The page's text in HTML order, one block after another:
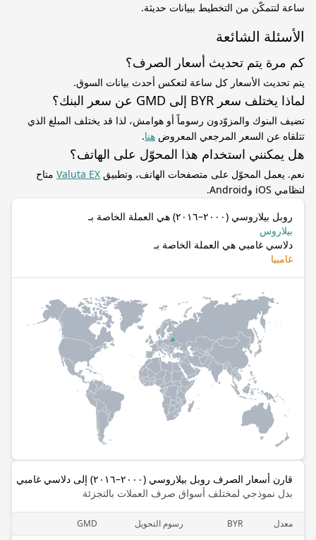
ساعة لتتمكّن من التخطيط ببيانات حديثة.
الأسئلة الشائعة
كم مرة يتم تحديث أسعار الصرف؟
يتم تحديث الأسعار كل ساعة لتعكس أحدث بيانات السوق.
لماذا يختلف سعر BYR إلى GMD عن سعر البنك؟
تضيف البنوك والمزوّدون رسوماً أو هوامش، لذا قد يختلف المبلغ الذي
تتلقاه عن السعر المرجعي المعروض هنا.
هل يمكنني استخدام هذا المحوّل على الهاتف؟
نعم. يعمل المحوّل على متصفحات الهاتف، وتطبيق Valuta EX متاح
لنظامي iOS وAndroid.
روبل بيلاروسي (٢٠٠٠–٢٠١٦) هي العملة الخاصة بـ
بيلاروس
دلاسي غامبي هي العملة الخاصة بـ
غامبيا
قارن أسعار الصرف روبل بيلاروسي (٢٠٠٠–٢٠١٦) إلى دلاسي غامبي
بدل نموذجي لمختلف أسواق صرف العملات بالتجزئة
معدل BYR رسوم التحويل GMD